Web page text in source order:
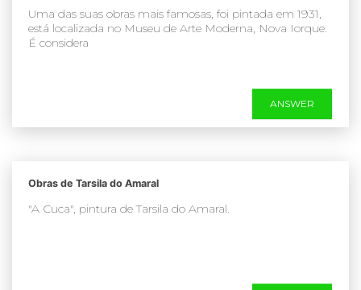
Uma das suas obras mais famosas, foi pintada em 1931,
está localizada no Museu de Arte Moderna, Nova Iorque.
É considera
ANSWER
Obras de Tarsila do Amaral
"A Cuca", pintura de Tarsila do Amaral.